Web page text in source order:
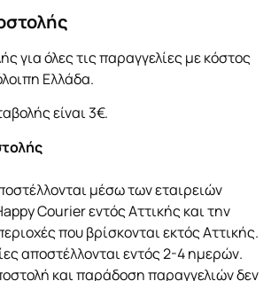
για όλες τις παραγγελίες με κόστος
Ελλάδα.
είναι 3€.
μέσω των εταιρειών
Courier εντός Αττικής και την
που βρίσκονται εκτός Αττικής.
αποστέλλονται εντός 2-4 ημερών.
και παράδοση παραγγελιών δεν